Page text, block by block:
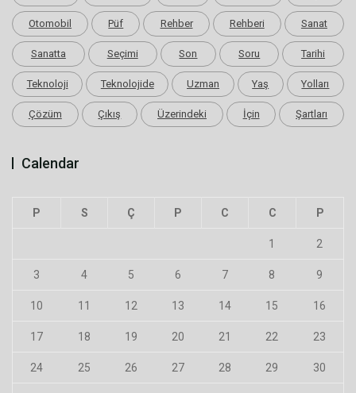
Otomobil Püf Rehber Rehberi Sanat
Sanatta Seçimi Son Soru Tarihi
Teknoloji Teknolojide Uzman Yaş Yolları
Çözüm Çıkış Üzerindeki İçin Şartları
Calendar
P S Ç P C C P
1 2
3 4 5 6 7 8 9
10 11 12 13 14 15 16
17 18 19 20 21 22 23
24 25 26 27 28 29 30